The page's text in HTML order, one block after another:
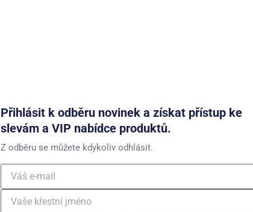
Přihlásit k odběru novinek a získat přístup ke
slevám a VIP nabídce produktů.
Z odběru se můžete kdykoliv odhlásit.